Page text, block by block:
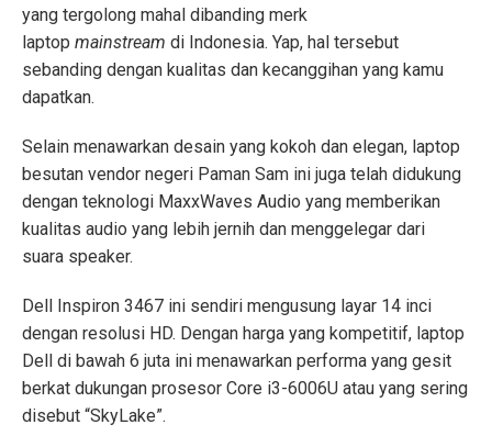
yang tergolong mahal dibanding merk
laptop mainstream di Indonesia. Yap, hal tersebut
sebanding dengan kualitas dan kecanggihan yang kamu
dapatkan.
Selain menawarkan desain yang kokoh dan elegan, laptop
besutan vendor negeri Paman Sam ini juga telah didukung
dengan teknologi MaxxWaves Audio yang memberikan
kualitas audio yang lebih jernih dan menggelegar dari
suara speaker.
Dell Inspiron 3467 ini sendiri mengusung layar 14 inci
dengan resolusi HD. Dengan harga yang kompetitif, laptop
Dell di bawah 6 juta ini menawarkan performa yang gesit
berkat dukungan prosesor Core i3-6006U atau yang sering
disebut “SkyLake”.